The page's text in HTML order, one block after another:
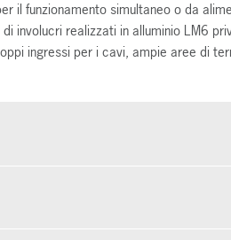
il funzionamento simultaneo o da
involucri realizzati in alluminio LM6
ingressi per i cavi, ampie aree di